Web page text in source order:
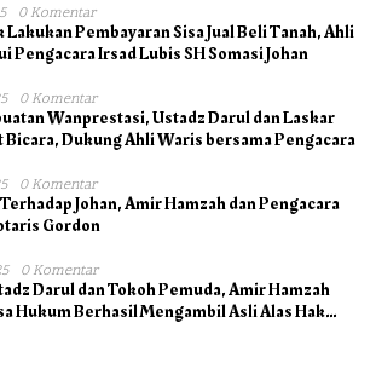
0 Komentar
Pembayaran Sisa Jual Beli Tanah, Ahli
Pengacara Irsad Lubis SH Somasi Johan
0 Komentar
Wanprestasi, Ustadz Darul dan Laskar
Bicara, Dukung Ahli Waris bersama Pengacara
0 Komentar
Johan, Amir Hamzah dan Pengacara
Gordon
0 Komentar
Darul dan Tokoh Pemuda, Amir Hamzah
Hukum Berhasil Mengambil Asli Alas Hak